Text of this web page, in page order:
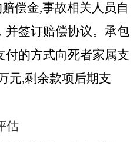
偿金,事故相关人员自
并签订赔偿协议。承包
付的方式向死者家属支
元,剩余款项后期支
估